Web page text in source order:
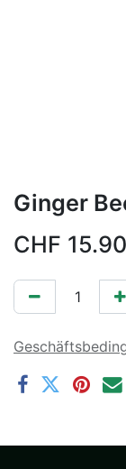
Ginger
CHF 15.90